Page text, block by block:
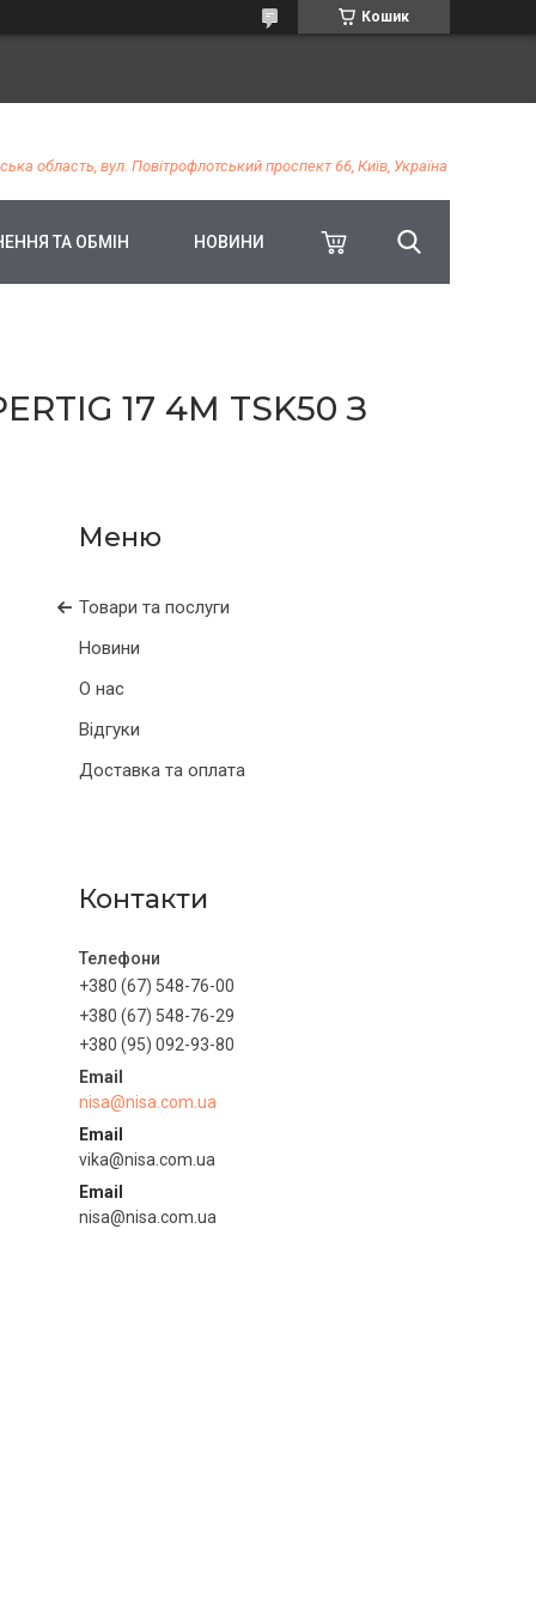
Кошик
область, вул. Повітрофлотський проспект 66, Київ, Україна
ТА ОБМІН НОВИНИ
17 4M TSK50 З
Товари та послуги
Новини
О нас
Відгуки
Доставка та оплата
Контакти
+380 (67) 548-76-00
+380 (67) 548-76-29
+380 (95) 092-93-80
nisa@nisa.com.ua
Email
vika@nisa.com.ua
Email
nisa@nisa.com.ua